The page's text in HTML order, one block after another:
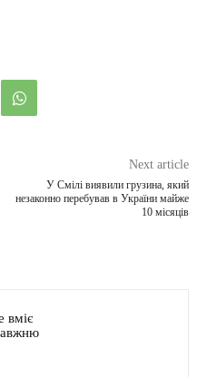
Next article
У Смілі виявили грузина, який
незаконно перебував в України майже
10 місяців
вміє